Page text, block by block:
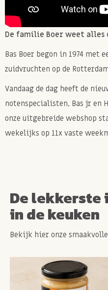
De familie Boer weet alles
Bas Boer begon in 1974 met
zuidvruchten op de
Vandaag de dag heeft de
notenspecialisten, Bas jr en
onze uitgebreide webshop
wekelijks op 11x vaste
De
in de keuken
Bekijk hier onze